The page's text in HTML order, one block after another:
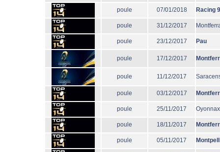
poule 07/01/2018 Racing
poule 31/12/2017
poule 23/12/2017 Pau
poule 17/12/2017
poule 11/12/2017
poule 03/12/2017
poule 25/11/2017 Oyonnax
poule 18/11/2017
poule 05/11/2017